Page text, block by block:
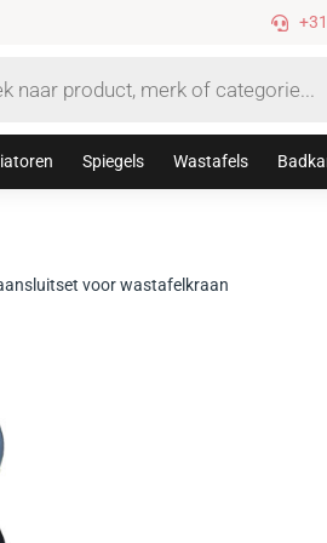
Spiegels Wastafels
voor wastafelkraan